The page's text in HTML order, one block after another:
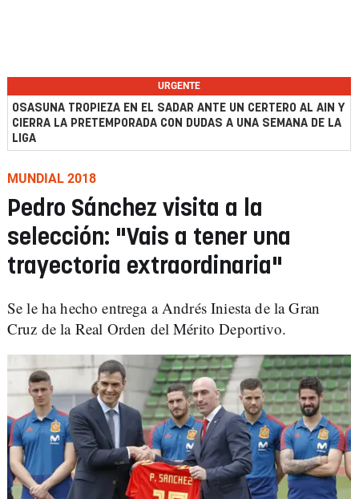
URGENTE
OSASUNA TROPIEZA EN EL SADAR ANTE UN CERTERO AL AIN Y
CIERRA LA PRETEMPORADA CON DUDAS A UNA SEMANA DE LA
LIGA
MUNDIAL 2018
Pedro Sánchez visita a la
selección: "Vais a tener una
trayectoria extraordinaria"
Se le ha hecho entrega a Andrés Iniesta de la Gran
Cruz de la Real Orden del Mérito Deportivo.